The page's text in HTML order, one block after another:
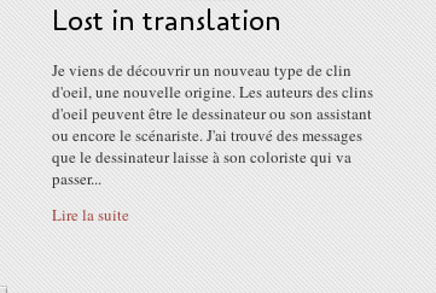
Lost in translation
Je viens de découvrir un nouveau type de clin
d'oeil, une nouvelle origine. Les auteurs des clins
d'oeil peuvent être le dessinateur ou son assistant
ou encore le scénariste. J'ai trouvé des messages
que le dessinateur laisse à son coloriste qui va
passer...
Lire la suite